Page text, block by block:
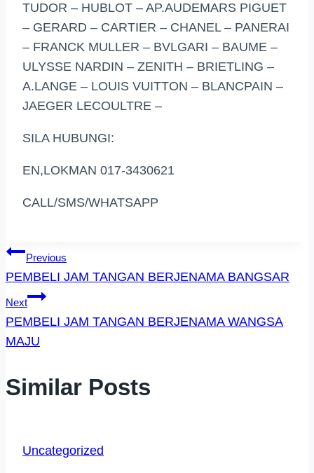
TUDOR – HUBLOT – AP.AUDEMARS PIGUET
– GERARD – CARTIER – CHANEL – PANERAI
– FRANCK MULLER – BVLGARI – BAUME –
ULYSSE NARDIN – ZENITH – BRIETLING –
A.LANGE – LOUIS VUITTON – BLANCPAIN –
JAEGER LECOULTRE –
SILA HUBUNGI:
EN,LOKMAN 017-3430621
CALL/SMS/WHATSAPP
Post
Navigation
Previous
PEMBELI JAM TANGAN BERJENAMA BANGSAR
Next
PEMBELI JAM TANGAN BERJENAMA WANGSA
MAJU
Similar Posts
Uncategorized